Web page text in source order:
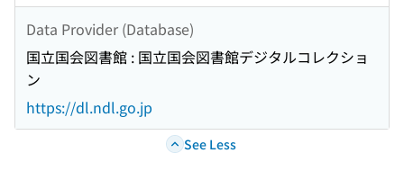
Data Provider (Database)
国立国会図書館 : 国立国会図書館デジタルコレクショ
ン
https://dl.ndl.go.jp
See Less